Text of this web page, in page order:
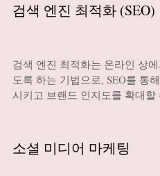
검색 엔진 최적화 (SEO)
검색 엔진 최적화는 온라인 상
도록 하는 기법으로, SEO를 통
시키고 브랜드 인지도를 확대할
소셜 미디어 마케팅